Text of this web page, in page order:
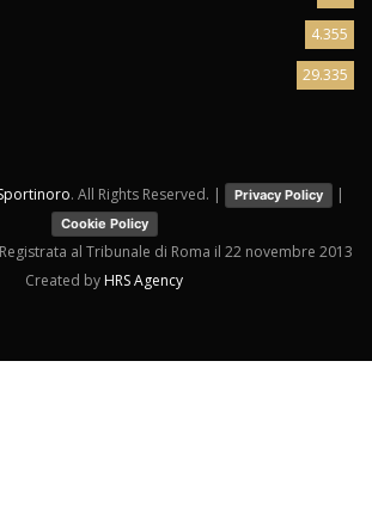
4.355
29.335
. All Rights Reserved. | Privacy Policy |
Cookie Policy
al Tribunale di Roma il 22 novembre 2013
Created by HRS Agency